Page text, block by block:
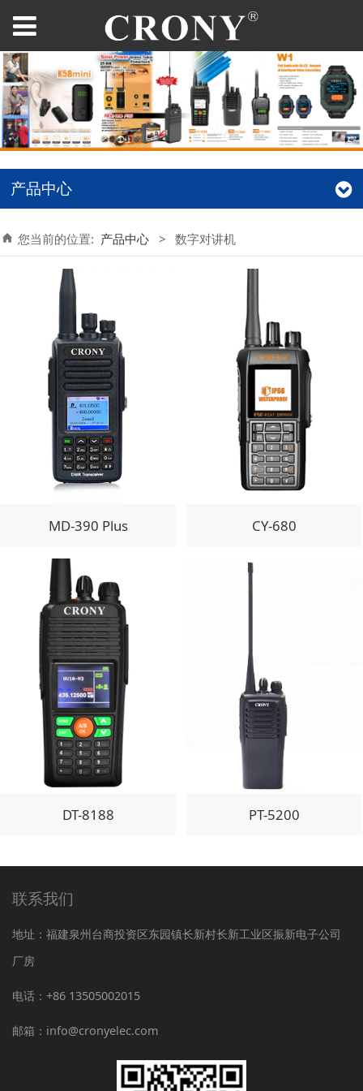
产品中心
您当前的位置: 产品中心 > 数字对讲机
MD-390 Plus CY-680
DT-8188 PT-5200
联系我们
地址：福建泉州台商投资区东园镇长新村长新工业区振新电子公司
厂房
电话：+86 13505002015
邮箱：info@cronyelec.com